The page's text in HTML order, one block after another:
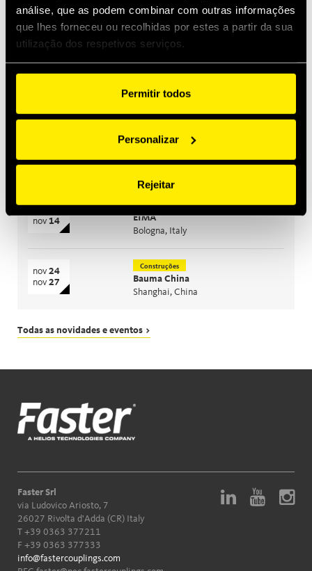
análise, que as podem combinar com outras informações
que lhes forneceu ou recolhidas por estes a partir da sua
utilização dos respetivos serviços.
Permitir todos
Personalizar
Rejeitar
performance
Os próximos eventos
Bauma India
out28
Agricultura
nov 14
Agricultura
EIMA
Bologna, Italy
nov 24
nov 27
Construções
Bauma China
Shanghai, China
Todas as novidades e eventos >
Faster Srl
via Ludovico Ariosto, 7
26027 Rivolta d'Adda (CR) Italy
T +39 0363 377211
F +39 0363 377333
info@fastercouplings.com